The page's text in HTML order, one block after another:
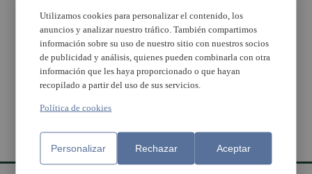
Picassent sancionarà
als propietaris que no
mantinguen nets els
solars
Utilizamos cookies para personalizar el contenido, los
anuncios y analizar nuestro tráfico. También compartimos
información sobre su uso de nuestro sitio con nuestros socios
de publicidad y análisis, quienes pueden combinarla con otra
información que les haya proporcionado o que hayan
recopilado a partir del uso de sus servicios.
Política de cookies
Personalizar Rechazar Aceptar